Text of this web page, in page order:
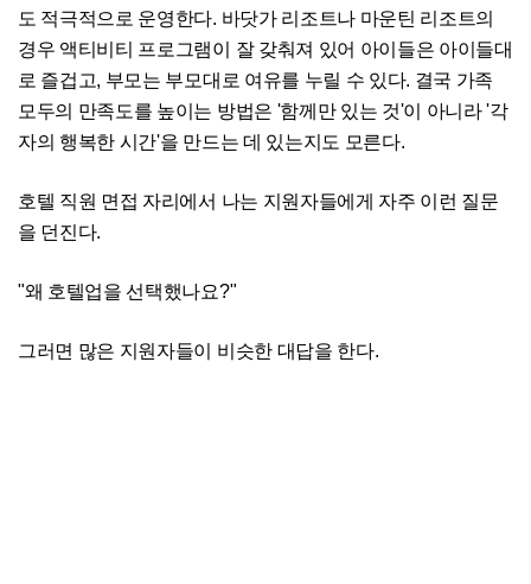
도 적극적으로 운영한다. 바닷가 리조트나 마운틴 리조트의
경우 액티비티 프로그램이 잘 갖춰져 있어 아이들은 아이들대
로 즐겁고, 부모는 부모대로 여유를 누릴 수 있다. 결국 가족
모두의 만족도를 높이는 방법은 '함께만 있는 것'이 아니라 '각
자의 행복한 시간'을 만드는 데 있는지도 모른다.
호텔 직원 면접 자리에서 나는 지원자들에게 자주 이런 질문
을 던진다.
"왜 호텔업을 선택했나요?"
그러면 많은 지원자들이 비슷한 대답을 한다.